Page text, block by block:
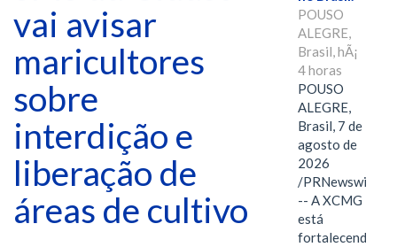
vai avisar
maricultores
sobre
interdição e
liberação de
áreas de cultivo
POUSO
ALEGRE,
Brasil, hÃ¡
4 horas
POUSO
ALEGRE,
Brasil, 7 de
agosto de
2026
/PRNewswire/
-- A XCMG
está
fortalecendo a